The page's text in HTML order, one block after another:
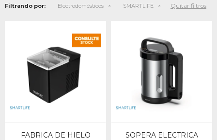
Filtrando por: Electrodomésticos SMARTLIFE Quitar filtros
FABRICA DE HIELO
SOPERA ELECTRICA